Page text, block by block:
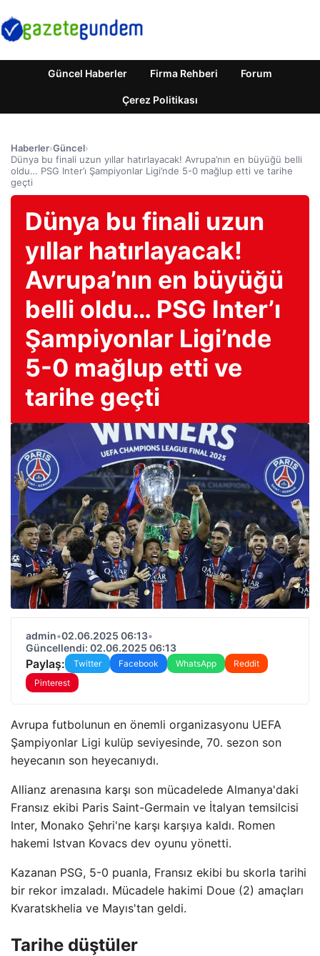
Güncel Haberler Firma Rehberi Forum
Çerez Politikası
Haberler›Güncel›
Dünya bu finali uzun yıllar hatırlayacak! Avrupa’nın en büyüğü belli
oldu… PSG Inter’ı Şampiyonlar Ligi’nde 5-0 mağlup etti ve tarihe
geçti
Dünya bu finali uzun
yıllar hatırlayacak!
Avrupa’nın en büyüğü
belli oldu… PSG Inter’ı
Şampiyonlar Ligi’nde
5-0 mağlup etti ve
tarihe geçti
admin•02.06.2025 06:13•
Güncellendi: 02.06.2025 06:13
Paylaş: Twitter Facebook WhatsApp
Reddit
Pinterest
Avrupa futbolunun en önemli organizasyonu UEFA
Şampiyonlar Ligi kulüp seviyesinde, 70. sezon son
heyecanın son heyecanıydı.
Allianz arenasına karşı son mücadelede Almanya'daki
Fransız ekibi Paris Saint-Germain ve İtalyan temsilcisi
Inter, Monako Şehri'ne karşı karşıya kaldı. Romen
hakemi Istvan Kovacs dev oyunu yönetti.
Kazanan PSG, 5-0 puanla, Fransız ekibi bu skorla tarihi
bir rekor imzaladı. Mücadele hakimi Doue (2) amaçları
Kvaratskhelia ve Mayıs'tan geldi.
Tarihe düştüler